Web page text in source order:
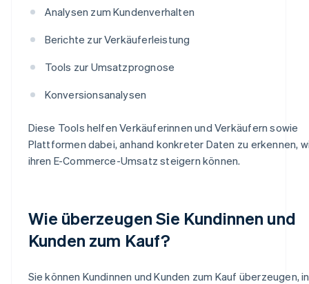
Analysen zum Kundenverhalten
Berichte zur Verkäuferleistung
Tools zur Umsatzprognose
Konversionsanalysen
Diese Tools helfen Verkäuferinnen und Verkäufern sowie
Plattformen dabei, anhand konkreter Daten zu erkennen,
ihren E-Commerce-Umsatz steigern können.
Wie überzeugen Sie Kundinnen und
Kunden zum Kauf?
Sie können Kundinnen und Kunden zum Kauf überzeugen,